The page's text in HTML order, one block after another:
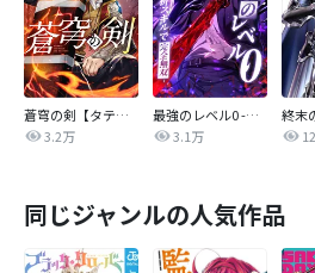
蒼穹の剣【タテヨミ】
3.2万
最強のレベル0 -解析スキルで完全無双-【タテヨミ】
3.1万
同じジャンルの人気作品